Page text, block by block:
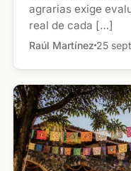
agrarias exige
real de cada […]
Raúl Martínez 25